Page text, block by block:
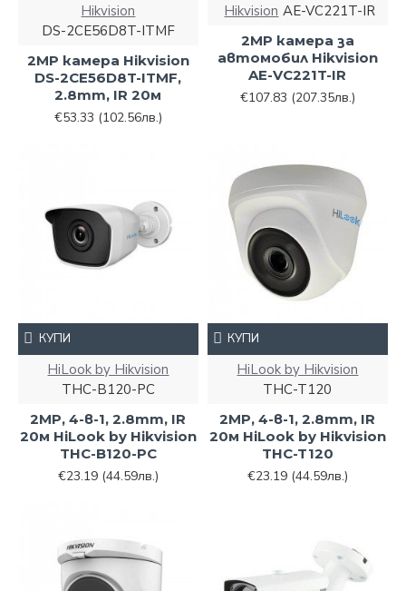
Hikvision
DS-2CE56D8T-ITMF
2MP камера Hikvision
DS-2CE56D8T-ITMF,
2.8mm, IR 20м
€53.33 (102.56лв.)
Hikvision AE-VC221T-IR
2MP камера за
автомобил Hikvision
AE-VC221T-IR
€107.83 (207.35лв.)
HiLook by Hikvision
THC-B120-PC
2MP, 4-в-1, 2.8mm, IR
20м HiLook by Hikvision
THC-B120-PC
€23.19 (44.59лв.)
КУПИ
HiLook by Hikvision
THC-T120
2MP, 4-в-1, 2.8mm, IR
20м HiLook by Hikvision
THC-T120
€23.19 (44.59лв.)
КУПИ